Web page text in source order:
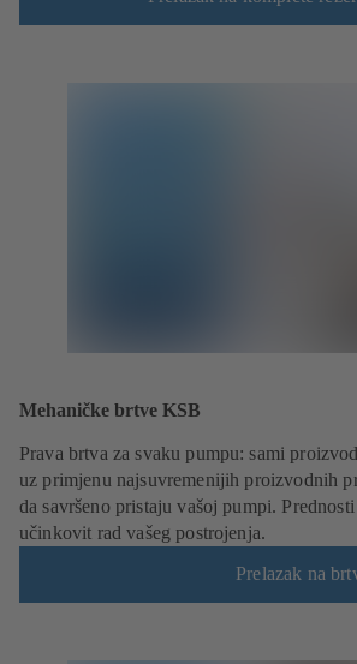
Mehaničke brtve KSB
Prava brtva za svaku pumpu: sami
uz primjenu najsuvremenijih proizvodnih
da savršeno pristaju vašoj pumpi.
učinkovit rad vašeg postrojenja.
Prelazak na